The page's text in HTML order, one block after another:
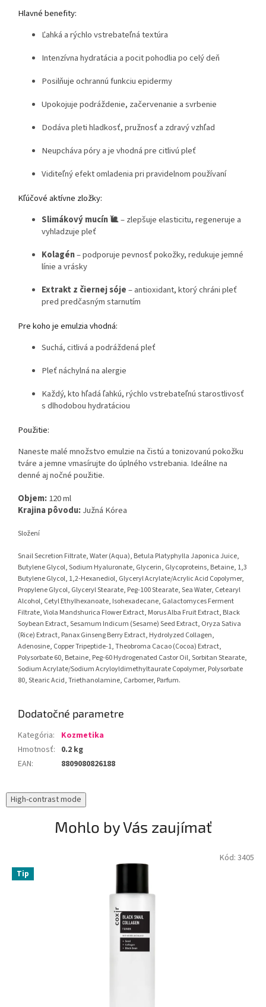
Hlavné benefity:
Ľahká a rýchlo vstrebateľná textúra
Intenzívna hydratácia a pocit pohodlia po celý deň
Posilňuje ochrannú funkciu epidermy
Upokojuje podráždenie, začervenanie a svrbenie
Dodáva pleti hladkosť, pružnosť a zdravý vzhľad
Neupcháva póry a je vhodná pre citlivú pleť
Viditeľný efekt omladenia pri pravidelnom používaní
Kľúčové aktívne zložky:
Slimákový mucín 🐌– zlepšuje elasticitu, regeneruje a
vyhladzuje pleť
Kolagén– podporuje pevnosť pokožky, redukuje jemné
línie a vrásky
Extrakt z čiernej sóje– antioxidant, ktorý chráni pleť
pred predčasným starnutím
Pre koho je emulzia vhodná:
Suchá, citlivá a podráždená pleť
Pleť náchylná na alergie
Každý, kto hľadá ľahkú, rýchlo vstrebateľnú starostlivosť
s dlhodobou hydratáciou
Použitie:
Naneste malé množstvo emulzie na čistú a tonizovanú pokožku
tváre a jemne vmasírujte do úplného vstrebania. Ideálne na
denné aj nočné použitie.
Objem:120 ml
Krajina pôvodu:Južná Kórea
Složení
Snail Secretion Filtrate, Water (Aqua), Betula Platyphylla Japonica Juice,
Butylene Glycol, Sodium Hyaluronate, Glycerin, Glycoproteins, Betaine, 1,3
Butylene Glycol, 1,2-Hexanediol, Glyceryl Acrylate/Acrylic Acid Copolymer,
Propylene Glycol, Glyceryl Stearate, Peg-100 Stearate, Sea Water, Cetearyl
Alcohol, Cetyl Ethylhexanoate, Isohexadecane, Galactomyces Ferment
Filtrate, Viola Mandshurica Flower Extract, Morus Alba Fruit Extract, Black
Soybean Extract, Sesamum Indicum (Sesame) Seed Extract, Oryza Sativa
(Rice) Extract, Panax Ginseng Berry Extract, Hydrolyzed Collagen,
Adenosine, Copper Tripeptide-1, Theobroma Cacao (Cocoa) Extract,
Polysorbate 60, Betaine, Peg-60 Hydrogenated Castor Oil, Sorbitan Stearate,
Sodium Acrylate/Sodium Acryloyldimethyltaurate Copolymer, Polysorbate
80, Stearic Acid, Triethanolamine, Carbomer, Parfum.
Dodatočné parametre
Kategória:
Kozmetika
Hmotnosť: 0.2 kg
EAN: 8809080826188
High-contrast mode
Mohlo by Vás zaujímať
Tip
Kód: 3405